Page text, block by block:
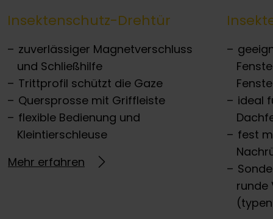
Insektenschutz-Drehtür
zuverlässiger Magnetverschluss
und Schließhilfe
Trittprofil schützt die Gaze
Quersprosse mit Griffleiste
flexible Bedienung und
Kleintierschleuse
Mehr erfahren
ideal
fest
runde